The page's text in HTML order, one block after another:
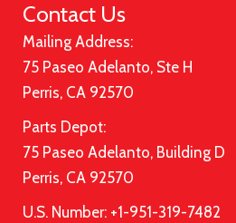
Contact Us
Mailing Address:
75 Paseo Adelanto, Ste H
Perris, CA 92570
Parts Depot:
75 Paseo Adelanto, Building D
Perris, CA 92570
U.S. Number: +1-951-319-7482